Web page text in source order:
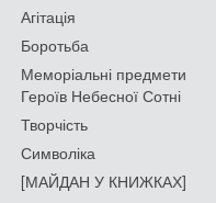
Агітація
Боротьба
Меморіальні предмети
Героїв Небесної Сотні
Творчість
Символіка
[МАЙДАН У КНИЖКАХ]